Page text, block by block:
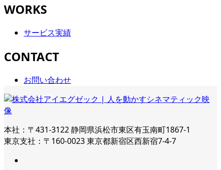
WORKS
サービス実績
CONTACT
お問い合わせ
本社：〒431-3122 静岡県浜松市東区有玉南町1867-1
東京支社：〒160-0023 東京都新宿区西新宿7-4-7